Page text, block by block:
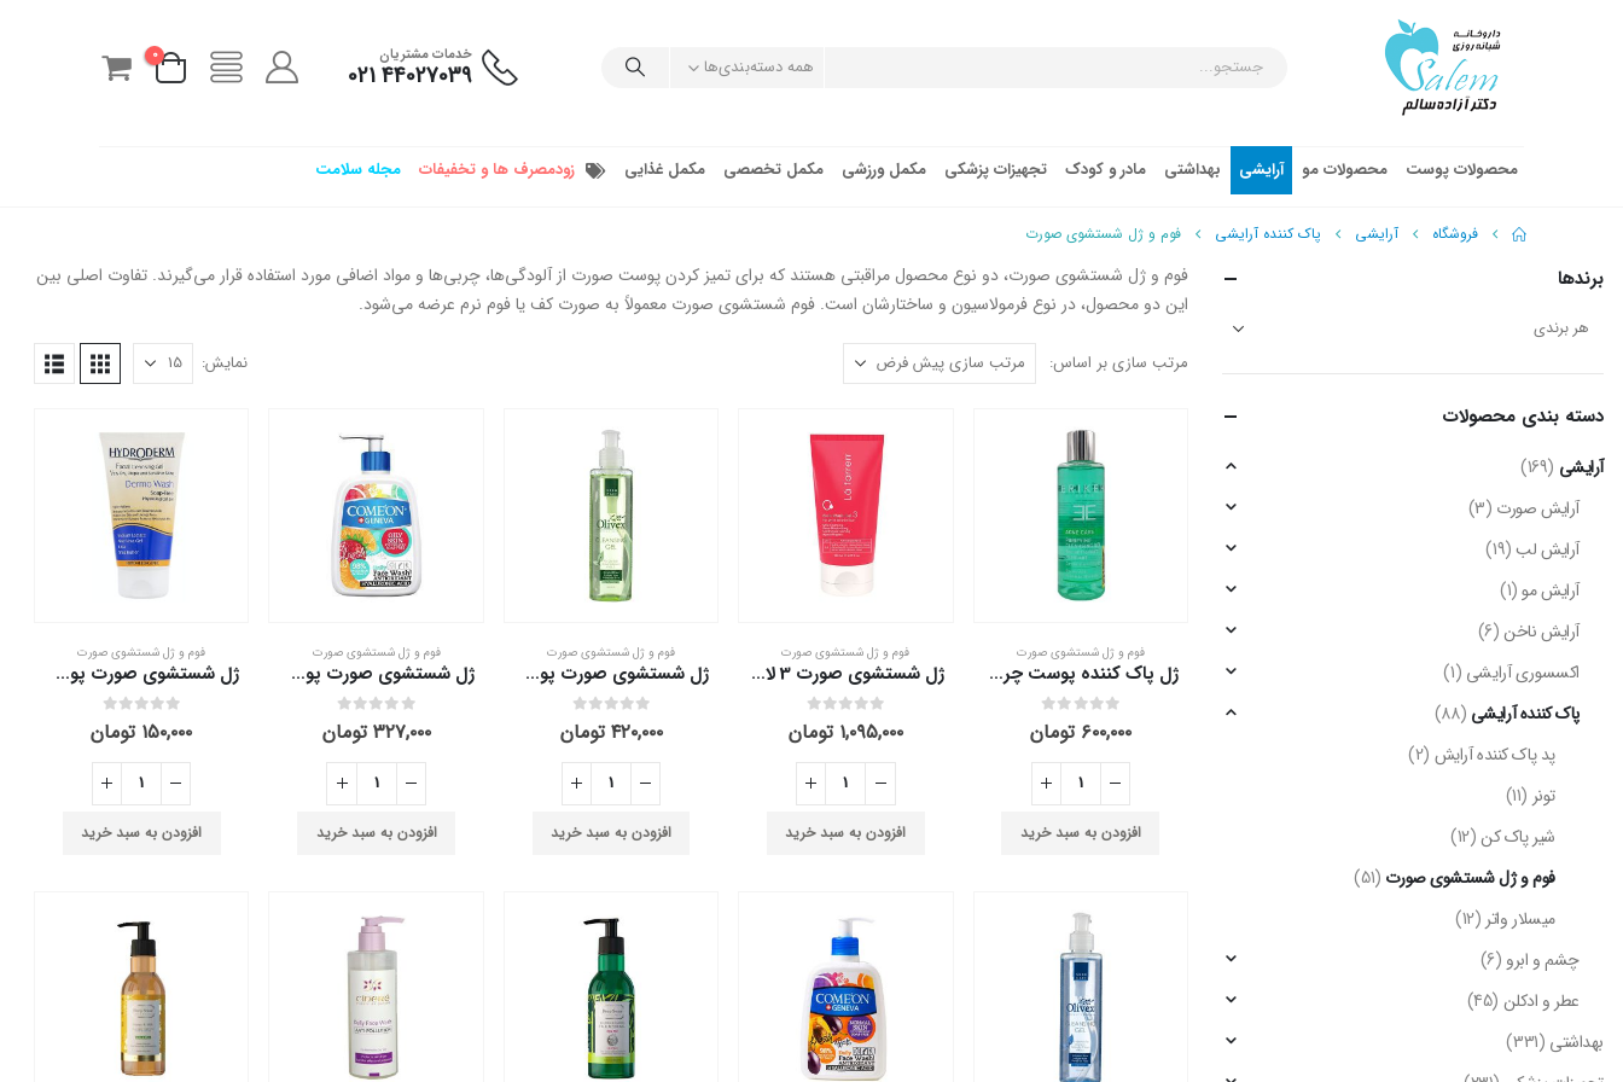
همه دسته‌بندی‌ها خدمات مشتریان
44027039 021
0
محصولات پوست محصولات مو آرایشی بهداشتی مادر و کودک تجهیزات پزشکی مکمل ورزشی مکمل تخصصی مکمل غذایی زودمصرف ها و تخفیفات مجله سلامت
فروشگاه آرایشی پاک کننده آرایشی فوم و ژل شستشوی صورت
فوم و ژل شستشوی صورت، دو نوع محصول مراقبتی هستند که برای تمیز کردن پوست صورت از آلودگی‌ها، چربی‌ها و مواد اضافی مورد استفاده قرار می‌گیرند. تفاوت اصلی بین
این دو محصول، در نوع فرمولاسیون و ساختارشان است. فوم شستشوی صورت معمولاً به صورت کف یا فوم نرم عرضه می‌شود.
مرتب سازی بر اساس: نمایش:
فوم و ژل شستشوی صورت
ژل پاک کننده پوست چرب و کنترل کننده چربی اریکه 200 میلی لیتر
۶۰۰,۰۰۰ تومان
افزودن به سبد خرید
فوم و ژل شستشوی صورت
ژل شستشوی صورت 3 لافارر پوست خشک و حساس 150 میلی لیتر
out of 5
۱,۰۹۵,۰۰۰ تومان
افزودن به سبد خرید
فوم و ژل شستشوی صورت
ژل شستشوی صورت پوست چرب الیوکس 200 میلی لیتر
۴۲۰,۰۰۰ تومان
افزودن به سبد خرید
فوم و ژل شستشوی صورت
ژل شستشوی صورت پوست چرب کامان 500 میلی لیتر
out of 5
۳۲۷,۰۰۰ تومان
افزودن به سبد خرید
فوم و ژل شستشوی صورت
ژل شستشوی صورت پوست خشک هیدرودرم 150 میلی لیتر
۱۵۰,۰۰۰ تومان
افزودن به سبد خرید
برندها
دسته‌ بندی محصولات
آرایشی (169)
آرایش صورت (3)
آرایش لب(19)
آرایش مو(1)
آرایش ناخن(6)
اکسسوری آرایشی (1)
پاک کننده آرایشی (88)
پد پاک کننده آرایش (2)
تونر (11)
شیر پاک کن(12)
فوم و ژل شستشوی صورت (51)
میسلار واتر (12)
چشم و ابرو (6)
عطر و ادکلن (45)
بهداشتی (331)